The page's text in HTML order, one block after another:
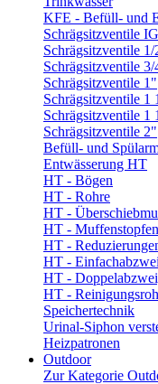
KFE - Befüll- und
Schrägsitzventile
Schrägsitzventile 1/
Schrägsitzventile 3/
Schrägsitzventile 1"
Schrägsitzventile 1
Schrägsitzventile 1
Schrägsitzventile 2"
Befüll- und
Entwässerung HT
HT - Bögen
HT - Rohre
HT -
HT - Muffenstopfen
HT -
HT -
HT -
HT -
Speichertechnik
Urinal-Siphon
Heizpatronen
Outdoor
Zur Kategorie